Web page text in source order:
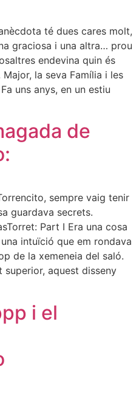
té dues cares molt,
graciosa i una altra… prou
endevina quin és
la seva Família i les
uns anys, en un estiu
de
sempre vaig tenir
guardava secrets.
Part I Era una cosa
intuïció que em rondava
de la xemeneia del saló.
aquest disseny
i el